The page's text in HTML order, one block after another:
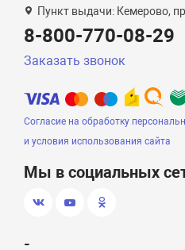
Пункт выдачи: Кемерово,
8-800-770-08-29
Заказать звонок
Согласие на обработку
и условия использования сайта
Мы в социальных
-